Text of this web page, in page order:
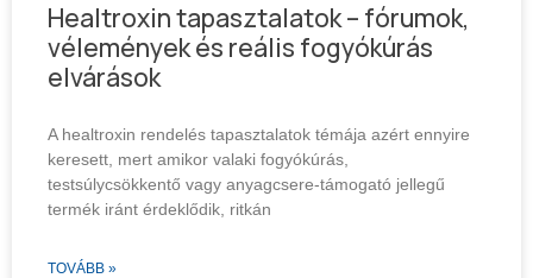
Healtroxin tapasztalatok – fórumok,
vélemények és reális fogyókúrás
elvárások
A healtroxin rendelés tapasztalatok témája azért ennyire
keresett, mert amikor valaki fogyókúrás,
testsúlycsökkentő vagy anyagcsere-támogató jellegű
termék iránt érdeklődik, ritkán
TOVÁBB »